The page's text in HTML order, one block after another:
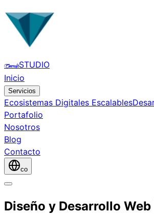
EmeraldSTUDIO
Inicio
Servicios
Ecosistemas Digitales Escalables
Portafolio
Nosotros
Blog
Contacto
co
Diseño y Desarrollo